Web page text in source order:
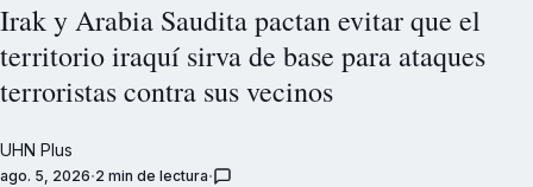
Irak y Arabia Saudita pactan evitar que el
territorio iraquí sirva de base para ataques
terroristas contra sus vecinos
UHN Plus
ago. 5, 2026 2 min de lectura